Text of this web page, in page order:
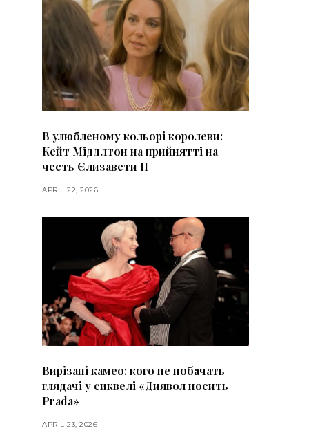
В улюбленому кольорі королеви:
Кейт Міддлтон на прийнятті на
честь Єлизавети II
APRIL 22, 2026
Вирізані камео: кого не побачать
глядачі у сиквелі «Диявол носить
Prada»
APRIL 23, 2026